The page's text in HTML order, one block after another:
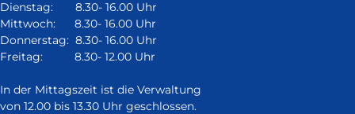
neuem
Fenster)
Dienstag: 8.30- 16.00 Uhr
Mittwoch: 8.30- 16.00 Uhr
Donnerstag: 8.30- 16.00 Uhr
Freitag: 8.30- 12.00 Uhr
In der Mittagszeit ist die Verwaltung
von 12.00 bis 13.30 Uhr geschlossen.